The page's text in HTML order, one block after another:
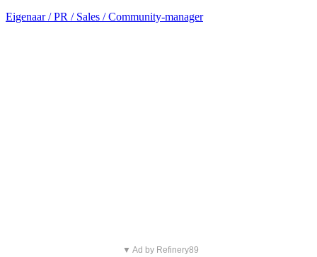
Eigenaar / PR / Sales / Community-manager
▼ Ad by Refinery89